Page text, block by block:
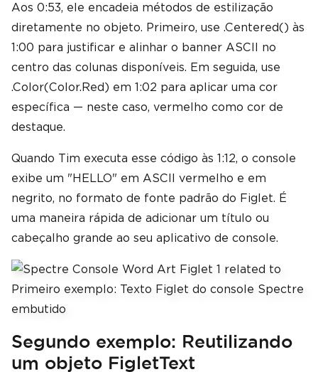
Aos 0:53, ele encadeia métodos de estilização
diretamente no objeto. Primeiro, use .Centered() às
1:00 para justificar e alinhar o banner ASCII no
centro das colunas disponíveis. Em seguida, use
.Color(Color.Red) em 1:02 para aplicar uma cor
específica — neste caso, vermelho como cor de
destaque.
Quando Tim executa esse código às 1:12, o console
exibe um "HELLO" em ASCII vermelho e em
negrito, no formato de fonte padrão do Figlet. É
uma maneira rápida de adicionar um título ou
cabeçalho grande ao seu aplicativo de console.
Segundo exemplo: Reutilizando
um objeto FigletText